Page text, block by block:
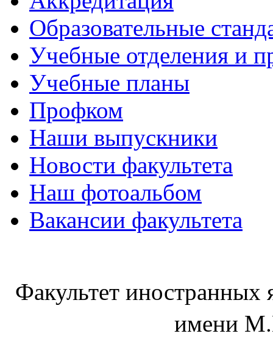
Образовательные
Учебные отделения и
Учебные планы
Профком
Наши выпускники
Новости факультета
Наш фотоальбом
Вакансии факультета
Факультет
имени